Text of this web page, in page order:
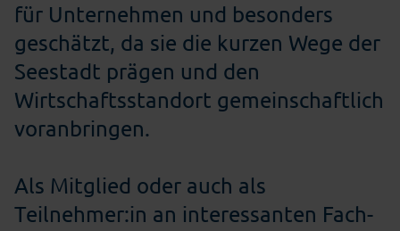
für Unternehmen und besonders
geschätzt, da sie die kurzen Wege der
Seestadt prägen und den
Wirtschaftsstandort gemeinschaftlich
voranbringen.
Als Mitglied oder auch als
Teilnehmer:in an interessanten Fach-